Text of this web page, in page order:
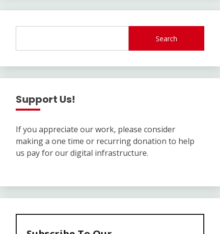
Search
Support Us!
If you appreciate our work, please consider
making a one time or recurring donation to help
us pay for our digital infrastructure.